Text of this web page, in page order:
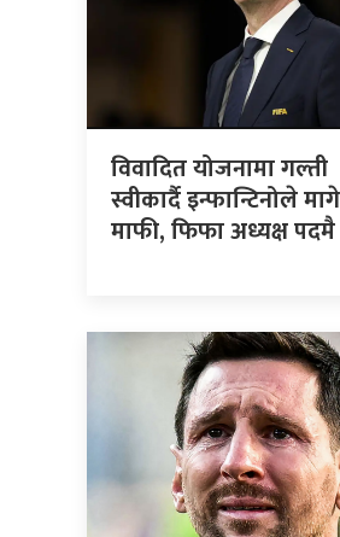
विवादित योजनामा गल्ती
स्वीकार्दै इन्फान्टिनोले मागे
माफी, फिफा अध्यक्ष